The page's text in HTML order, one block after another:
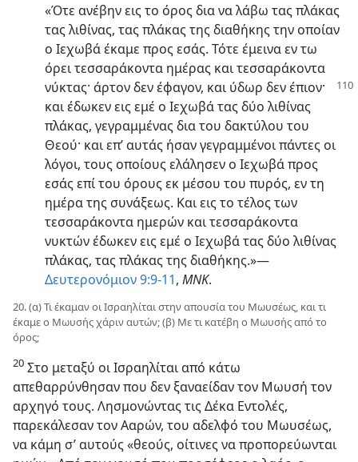
«Ότε ανέβην εις το όρος δια να λάβω τας πλάκας
τας λιθίνας, τας πλάκας της διαθήκης την οποίαν
ο Ιεχωβά έκαμε προς εσάς. Τότε έμεινα εν τω
όρει τεσσαράκοντα ημέρας και τεσσαράκοντα
νύκτας· άρτονδεν έφαγον, και ύδωρ δεν έπιον·
και έδωκεν εις εμέ ο Ιεχωβά τας δύο λιθίνας
πλάκας, γεγραμμένας δια του δακτύλου του
Θεού· και επ’ αυτάς ήσαν γεγραμμένοι πάντες οι
λόγοι, τους οποίους ελάλησεν ο Ιεχωβά προς
εσάς επί του όρους εκ μέσου του πυρός, εν τη
ημέρα της συνάξεως. Και εις το τέλος των
τεσσαράκοντα ημερών και τεσσαράκοντα
νυκτών έδωκεν εις εμέ ο Ιεχωβά τας δύο λιθίνας
πλάκας, τας πλάκας της διαθήκης.»—
Δευτερονόμιον 9:9-11, ΜΝΚ.
20. (α) Τι έκαμαν οι Ισραηλίται στην απουσία του Μωυσέως, και τι
έκαμε ο Μωυσής χάριν αυτών; (β) Με τι κατέβη ο Μωυσής από το
όρος;
20 Στο μεταξύ οι Ισραηλίται από κάτω
απεθαρρύνθησαν που δεν ξαναείδαν τον Μωυσή τον
αρχηγό τους. Λησμονώντας τις Δέκα Εντολές,
παρεκάλεσαν τον Ααρών, του αδελφό του Μωυσέως,
να κάμη σ’ αυτούς «θεούς, οίτινες να προπορεύωνται